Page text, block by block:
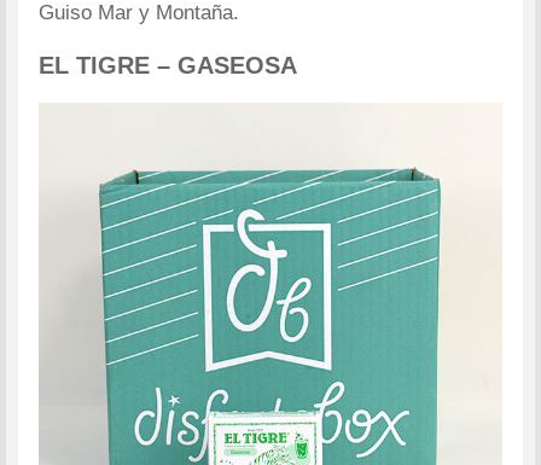
Guiso Mar y Montaña.
EL TIGRE – GASEOSA